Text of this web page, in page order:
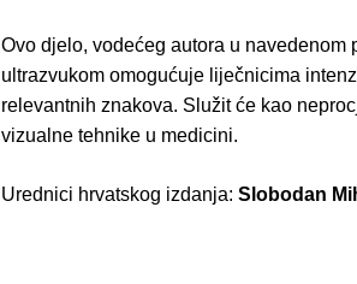
Ovo djelo, vodećeg autora u
ultrazvukom omogućuje liječnicima
relevantnih znakova. Služit će kao
vizualne tehnike u medicini.
Urednici hrvatskog izdanja: Slobodan